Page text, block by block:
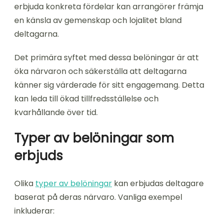
erbjuda konkreta fördelar kan arrangörer främja
en känsla av gemenskap och lojalitet bland
deltagarna.
Det primära syftet med dessa belöningar är att
öka närvaron och säkerställa att deltagarna
känner sig värderade för sitt engagemang. Detta
kan leda till ökad tillfredsställelse och
kvarhållande över tid.
Typer av belöningar som
erbjuds
Olika typer av belöningar kan erbjudas deltagare
baserat på deras närvaro. Vanliga exempel
inkluderar: